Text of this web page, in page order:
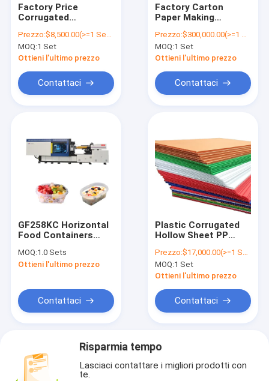
Factory Price
Corrugated
High Speed ​​Fully
Automatic Folder
Gluer Machine For
Cardboard Box
Prezzo:$8,500.00(>=1 Sets)
MOQ:1 Set
Ottieni l'ultimo prezzo
Contattaci
Factory Carton
Paper Making
30t
Prezzo:$300,000.00(>=1 Sets)
MOQ:1 Set
Ottieni l'ultimo prezzo
Contattaci
GF258KC Horizontal
Food Containers
Machine Cutlery
Making Machine
MOQ:1.0 Sets
Ottieni l'ultimo prezzo
Contattaci
Plastic Corrugated
Hollow Sheet PP
Making Machine
Prezzo:$17,000.00(>=1 Sets)
MOQ:1 Set
Ottieni l'ultimo prezzo
Contattaci
Risparmia tempo
Lasciaci contattare i migliori prodotti con
te.